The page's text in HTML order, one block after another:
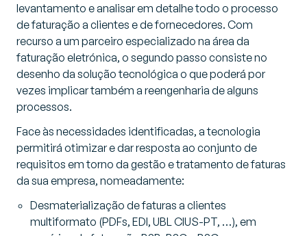
levantamento e analisar em detalhe todo o processo
de faturação a clientes e de fornecedores. Com
recurso a um parceiro especializado na área da
faturação eletrónica, o segundo passo consiste no
desenho da solução tecnológica o que poderá por
vezes implicar também a reengenharia de alguns
processos.
Face às necessidades identificadas, a tecnologia
permitirá otimizar e dar resposta ao conjunto de
requisitos em torno da gestão e tratamento de faturas
da sua empresa, nomeadamente:
Desmaterialização de faturas a clientes
multiformato (PDFs, EDI, UBL CIUS-PT, …), em